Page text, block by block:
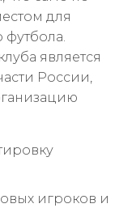
для
является
России,
игроков и